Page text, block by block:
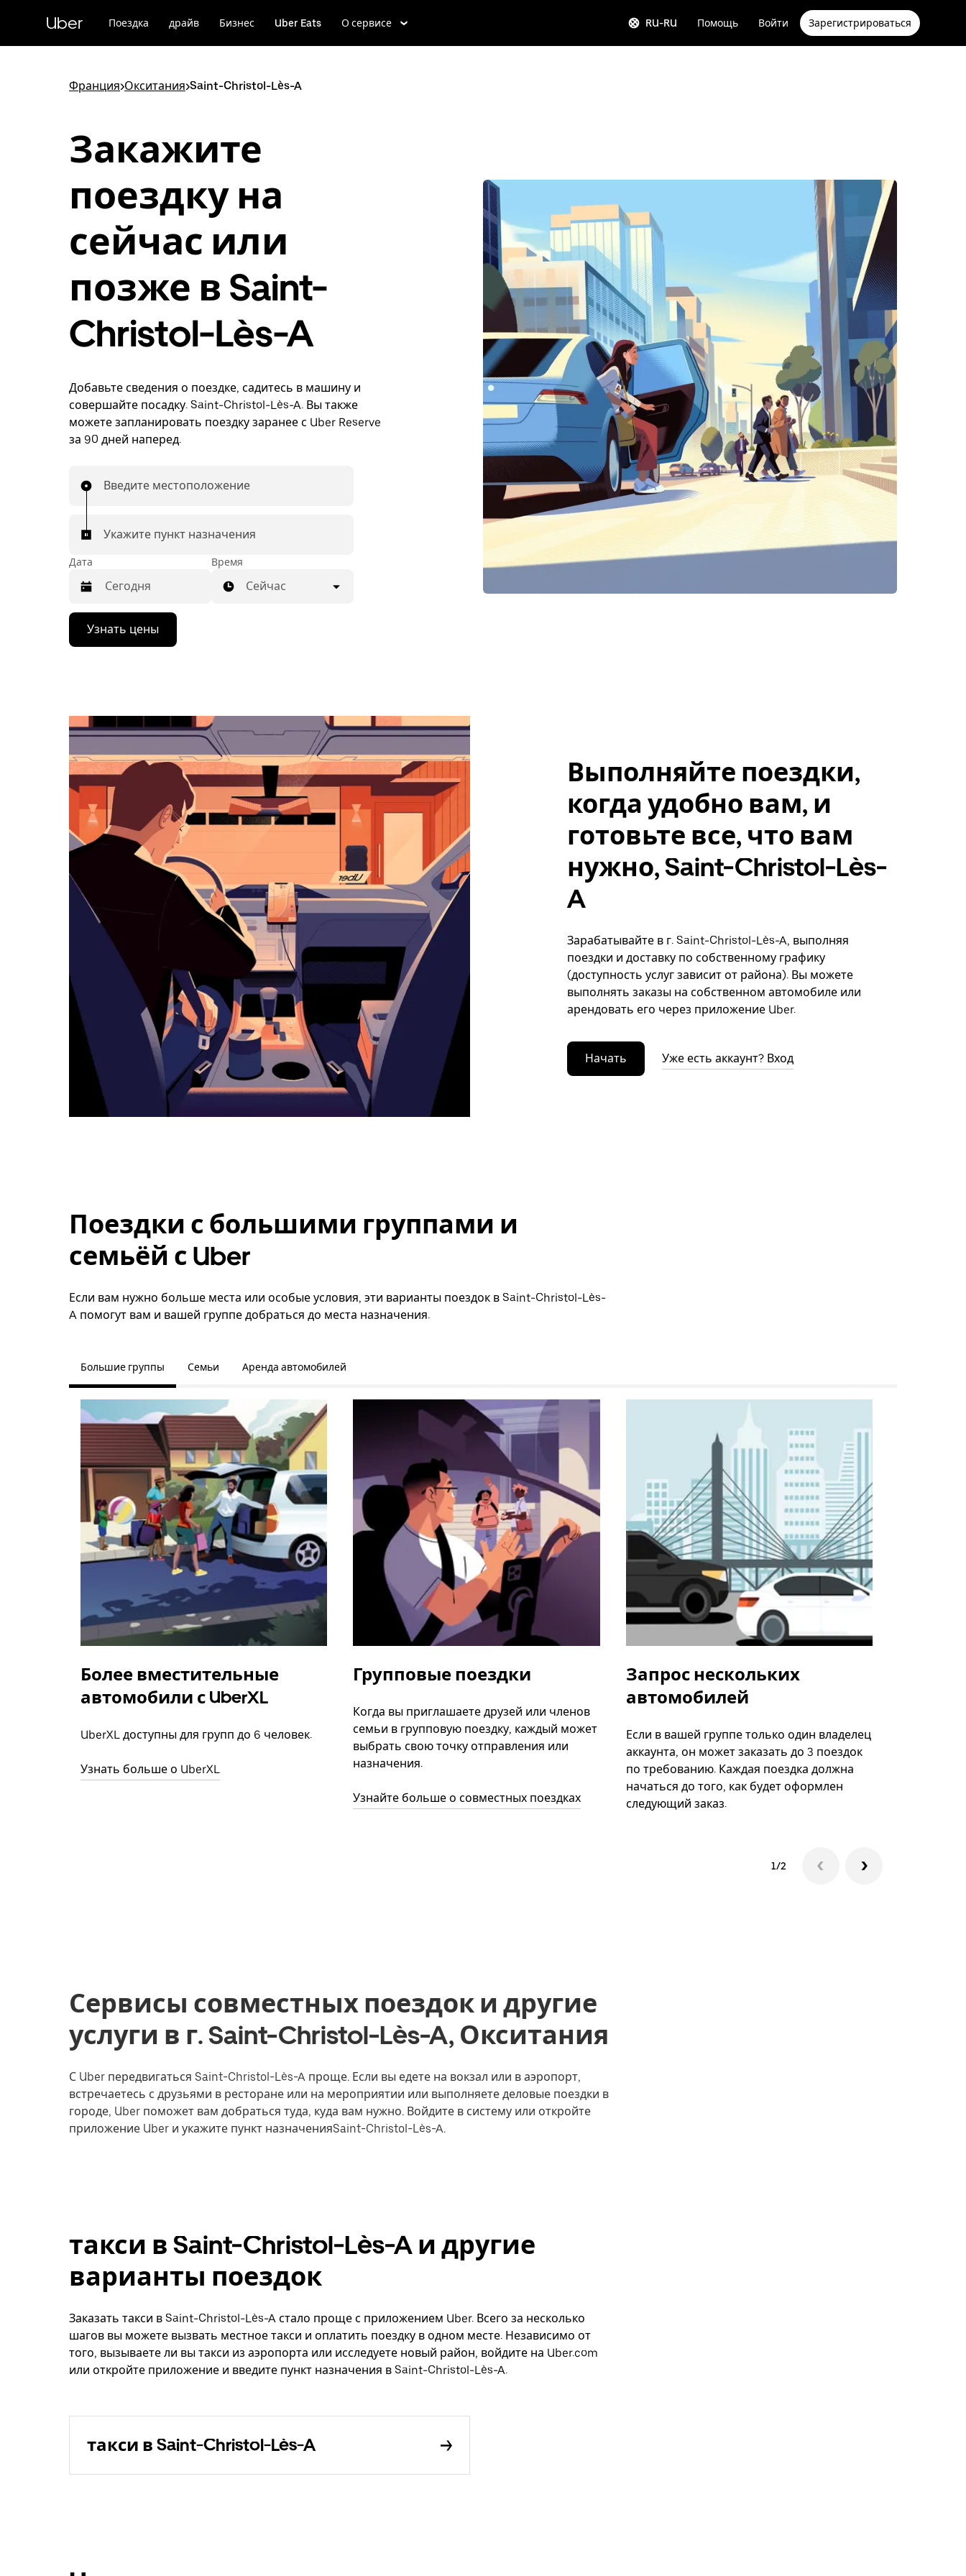
к
Uber Поездка драйв Бизнес Uber Eats О сервисе RU-RU Помощь Войти Зарегистрироваться
Франция>Окситания>Saint-Christol-Lès-A
Закажите
поездку на
сейчас или
позже в Saint-
Christol-Lès-A
Добавьте сведения о поездке, садитесь в машину и
совершайте посадку. Saint-Christol-Lès-A. Вы также
можете запланировать поездку заранее с Uber Reserve
за 90 дней наперед.
Введите местоположение
Укажите пункт назначения
Дата
Нажмите
стрелку
вниз,
выбрать
дату.
закрыть
календарь,
нажмите
Esc.
Время
Сейчас
Узнать цены
Выполняйте поездки,
когда удобно вам, и
готовьте все, что вам
нужно, Saint-Christol-Lès-
A
Зарабатывайте в г. Saint-Christol-Lès-A, выполняя
поездки и доставку по собственному графику
(доступность услуг зависит от района). Вы можете
выполнять заказы на собственном автомобиле или
арендовать его через приложение Uber.
Начать Уже есть аккаунт? Вход
Поездки с большими группами и
семьёй с Uber
Если вам нужно больше места или особые условия, эти варианты поездок в Saint-Christol-Lès-
A помогут вам и вашей группе добраться до места назначения.
Большие группы Семьи Аренда автомобилей
Более вместительные
автомобили с UberXL
UberXL доступны для групп до 6 человек.
Узнать больше о UberXL
Групповые поездки
Когда вы приглашаете друзей или членов
семьи в групповую поездку, каждый может
выбрать свою точку отправления или
назначения.
Узнайте больше о совместных поездках
Запрос нескольких
автомобилей
Если в вашей группе только один владелец
аккаунта, он может заказать до 3 поездок
по требованию. Каждая поездка должна
начаться до того, как будет оформлен
следующий заказ.
1/2
Сервисы совместных поездок и другие
услуги в г. Saint-Christol-Lès-A, Окситания
С Uber передвигаться Saint-Christol-Lès-A проще. Если вы едете на вокзал или в аэропорт,
встречаетесь с друзьями в ресторане или на мероприятии или выполняете деловые поездки в
городе, Uber поможет вам добраться туда, куда вам нужно. Войдите в систему или откройте
приложение Uber и укажите пункт назначенияSaint-Christol-Lès-A.
такси в Saint-Christol-Lès-A и другие
варианты поездок
Заказать такси в Saint-Christol-Lès-A стало проще с приложением Uber. Всего за несколько
шагов вы можете вызвать местное такси и оплатить поездку в одном месте. Независимо от
того, вызываете ли вы такси из аэропорта или исследуете новый район, войдите на Uber.com
или откройте приложение и введите пункт назначения в Saint-Christol-Lès-A.
такси в Saint-Christol-Lès-A